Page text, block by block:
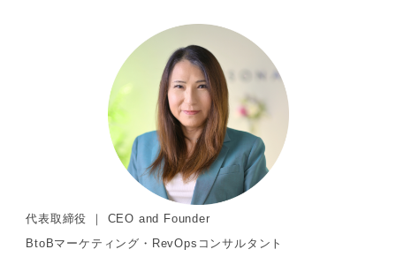
代表取締役 ｜ CEO and Founder
BtoBマーケティング・RevOpsコンサルタント